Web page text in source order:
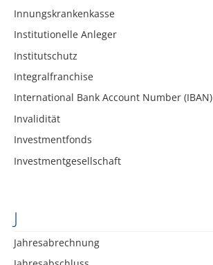
Innungskrankenkasse
Institutionelle Anleger
Institutschutz
Integralfranchise
International Bank Account Number (IBAN)
Invalidität
Investmentfonds
Investmentgesellschaft
J
Jahresabrechnung